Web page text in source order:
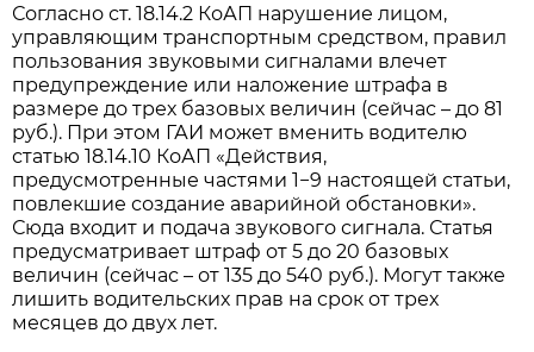
Согласно ст. 18.14.2 КоАП нарушение лицом,
управляющим транспортным средством, правил
пользования звуковыми сигналами влечет
предупреждение или наложение штрафа в
размере до трех базовых величин (сейчас – до 81
руб.). При этом ГАИ может вменить водителю
статью 18.14.10 КоАП «Действия,
предусмотренные частями 1−9 настоящей статьи,
повлекшие создание аварийной обстановки».
Сюда входит и подача звукового сигнала. Статья
предусматривает штраф от 5 до 20 базовых
величин (сейчас – от 135 до 540 руб.). Могут также
лишить водительских прав на срок от трех
месяцев до двух лет.